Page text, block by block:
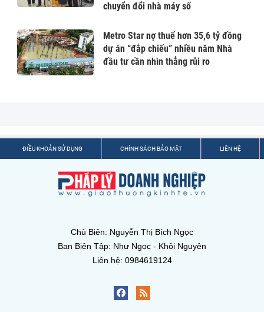
chuyển đổi nhà máy số
Metro Star nợ thuế hơn 35,6 tỷ đồng
dự án “đắp chiếu” nhiều năm Nhà
đầu tư cần nhìn thẳng rủi ro
ĐIỀU KHOẢN SỬ DỤNG CHÍNH SÁCH BẢO MẬT LIÊN HỆ
Chủ Biên: Nguyễn Thị Bích Ngọc
Ban Biên Tập: Như Ngọc - Khôi Nguyên
Liên hệ: 0984619124